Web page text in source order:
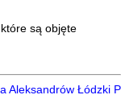
są objęte
Łódzki